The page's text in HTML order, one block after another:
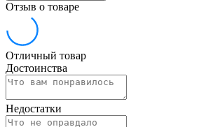
Отзыв о товаре
Отличный товар
Достоинства
Недостатки